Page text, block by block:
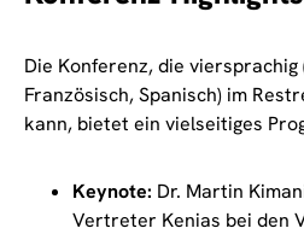
Die Konferenz, die viersprachig
Französisch, Spanisch) im
kann, bietet ein vielseitiges
Keynote: Dr. Martin
Vertreter Kenias bei den